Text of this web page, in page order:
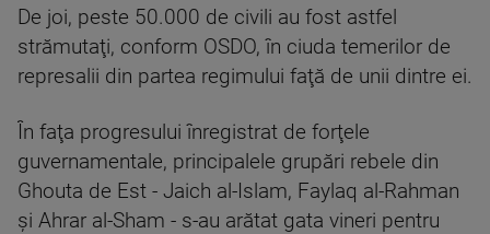
De joi, peste 50.000 de civili au fost astfel
strămutaţi, conform OSDO, în ciuda temerilor de
represalii din partea regimului faţă de unii dintre ei.
În faţa progresului înregistrat de forţele
guvernamentale, principalele grupări rebele din
Ghouta de Est - Jaich al-Islam, Faylaq al-Rahman
şi Ahrar al-Sham - s-au arătat gata vineri pentru